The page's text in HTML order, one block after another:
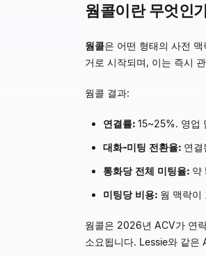
웜콜이란 무엇인
웜콜은 어떤 형태의 사전
거로 시작되며, 이는 즉시
웜콜 결과:
연결률: 15~25%. 영업
대화-미팅 전환율: 연
통화당 전체 미팅율: 약
미팅당 비용: 웜 맥락이
웜콜은 2026년 ACV가 연
소요됩니다. Lessie와 같은